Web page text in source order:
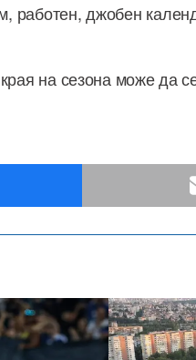
работен, джобен
на сезона може да